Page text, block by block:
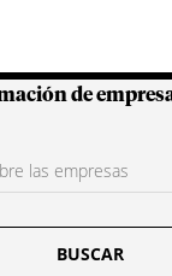
de
BUSCAR